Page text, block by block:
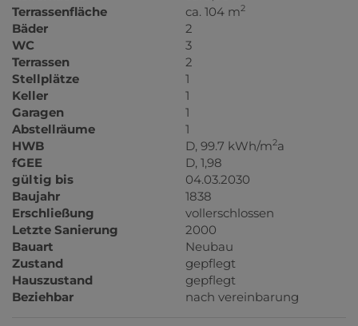
Terrassenfläche ca. 104 m2
Bäder
2
WC
3
Terrassen
2
Stellplätze
1
Keller
1
Garagen
1
Abstellräume
1
HWB
D, 99.7 kWh/m2a
fGEE
D, 1,98
gültig bis
04.03.2030
Baujahr
1838
Erschließung
vollerschlossen
Letzte Sanierung
2000
Bauart
Neubau
Zustand
gepflegt
Hauszustand
gepflegt
Beziehbar
nach vereinbarung